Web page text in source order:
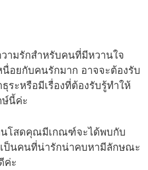
ามรักสำหรับคนที่มีหวานใจ
อยกับคนรักมาก อาจจะต้องรับ
ระหรือมีเรื่องที่ต้องรับรู้ทำให้
นี้ค่ะ
โสดคุณมีเกณฑ์จะได้พบกับ
ป็นคนที่น่ารักน่าคบหามีลักษณะ
ค่ะ